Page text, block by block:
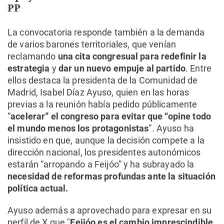
PP
La convocatoria responde también a la demanda
de varios barones territoriales, que venían
reclamando una cita congresual para redefinir la
estrategia ydar un nuevo empuje al partido. Entre
ellos destaca la presidenta de la Comunidad de
Madrid, Isabel Díaz Ayuso, quien en las horas
previas a la reunión había pedido públicamente
“acelerar” el congreso para evitar que “opine todo
el mundo menos los protagonistas”. Ayuso ha
insistido en que, aunque la decisión compete a la
dirección nacional, los presidentes autonómicos
estarán “arropando a Feijóo” y ha subrayado la
necesidad de reformas profundas ante la situación
política actual.
Ayuso además a aprovechado para expresar en su